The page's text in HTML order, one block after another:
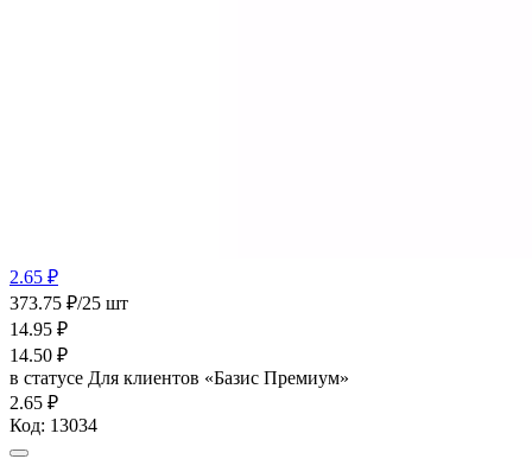
2.65 ₽
373.75 ₽/25 шт
14.95 ₽
14.50 ₽
в статусе Для клиентов «Базис Премиум»
2.65 ₽
Код: 13034